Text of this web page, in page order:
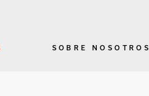
SOBRE NOSOTROS